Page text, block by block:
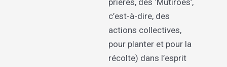
prières, des ‘Mutirões’,
c’est-à-dire, des
actions collectives,
pour planter et pour la
récolte) dans l’esprit